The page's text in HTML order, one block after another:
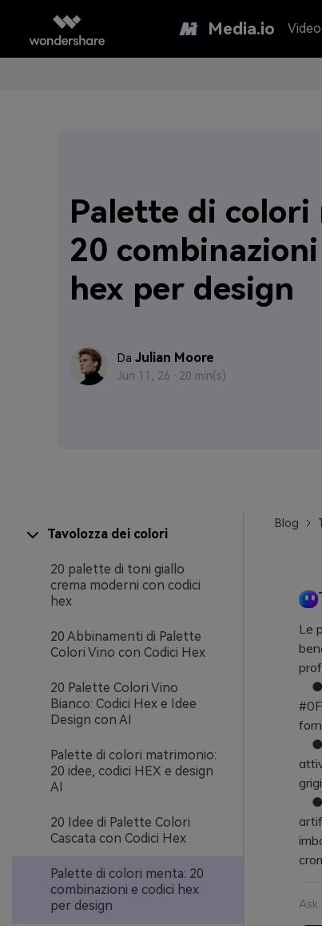
Media.io Video
Palette di colori
20
hex per design
Da Julian Moore
Jun 11, 26 · 20 min(s)
Tavolozza dei colori
20 palette di toni giallo
crema moderni con codici
hex
20 Abbinamenti di Palette
Colori Vino con Codici Hex
20 Palette Colori Vino
Bianco: Codici Hex e Idee
Design con AI
Palette di colori matrimonio:
20 idee, codici HEX e design
AI
20 Idee di Palette Colori
Cascata con Codici Hex
Palette di colori menta: 20
combinazioni e codici hex
per design
Blog
Le
●
●
●
Ask